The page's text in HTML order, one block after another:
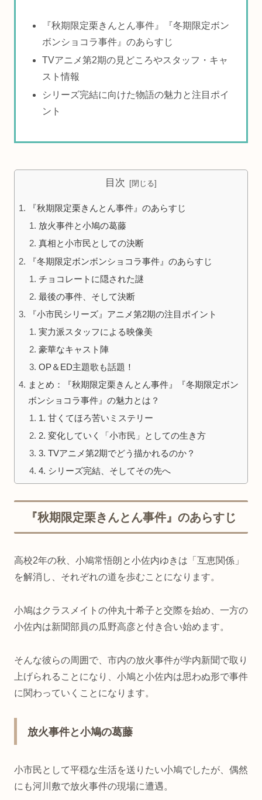
『秋期限定栗きんとん事件』『冬期限定ボン
ボンショコラ事件』のあらすじ
TVアニメ第2期の見どころやスタッフ・キャ
スト情報
シリーズ完結に向けた物語の魅力と注目ポイ
ント
目次
『秋期限定栗きんとん事件』のあらすじ
放火事件と小鳩の葛藤
真相と小市民としての決断
『冬期限定ボンボンショコラ事件』のあらすじ
チョコレートに隠された謎
最後の事件、そして決断
『小市民シリーズ』アニメ第2期の注目ポイント
実力派スタッフによる映像美
豪華なキャスト陣
OP＆ED主題歌も話題！
まとめ：『秋期限定栗きんとん事件』『冬期限定ボン
ボンショコラ事件』の魅力とは？
1. 甘くてほろ苦いミステリー
2. 変化していく「小市民」としての生き方
3. TVアニメ第2期でどう描かれるのか？
4. シリーズ完結、そしてその先へ
『秋期限定栗きんとん事件』のあらすじ
高校2年の秋、小鳩常悟朗と小佐内ゆきは「互恵関係」
を解消し、それぞれの道を歩むことになります。
小鳩はクラスメイトの仲丸十希子と交際を始め、一方の
小佐内は新聞部員の瓜野高彦と付き合い始めます。
そんな彼らの周囲で、市内の放火事件が学内新聞で取り
上げられることになり、小鳩と小佐内は思わぬ形で事件
に関わっていくことになります。
放火事件と小鳩の葛藤
小市民として平穏な生活を送りたい小鳩でしたが、偶然
にも河川敷で放火事件の現場に遭遇。